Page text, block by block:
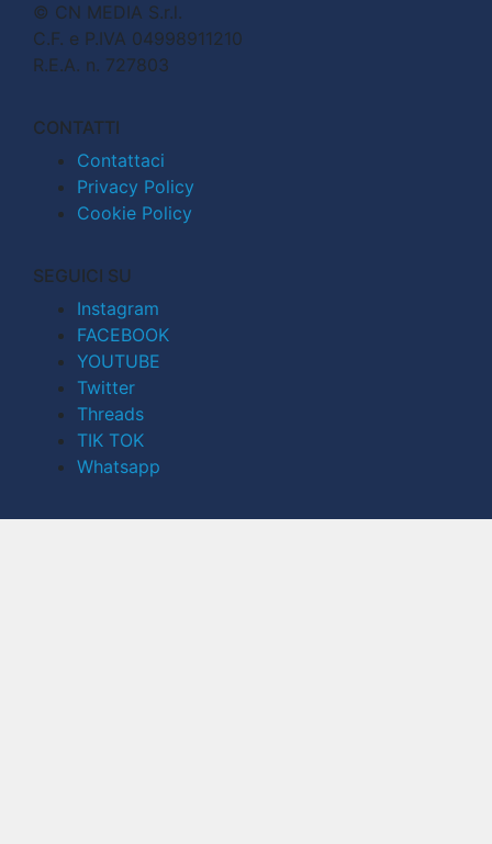
© CN MEDIA S.r.l.
C.F. e P.IVA 04998911210
R.E.A. n. 727803
CONTATTI
Contattaci
Privacy Policy
Cookie Policy
SEGUICI SU
Instagram
FACEBOOK
YOUTUBE
Twitter
Threads
TIK TOK
Whatsapp